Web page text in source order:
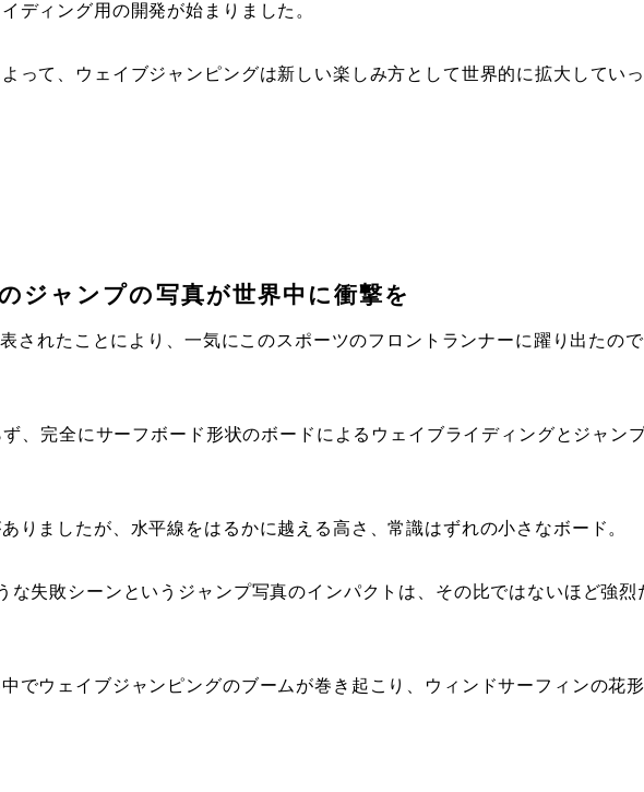
ディング用の開発が始まりました。
って、ウェイブジャンピングは新しい楽しみ方として世界的に拡大してい
ジャンプの写真が世界中に衝撃を
されたことにより、一気にこのスポーツのフロントランナーに躍り出たので
、完全にサーフボード形状のボードによるウェイブライディングとジャン
りましたが、水平線をはるかに越える高さ、常識はずれの小さなボード。
な失敗シーンというジャンプ写真のインパクトは、その比ではないほど強烈
でウェイブジャンピングのブームが巻き起こり、ウィンドサーフィンの花